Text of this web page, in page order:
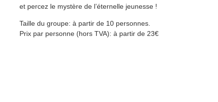
et percez le mystère de l’éternelle jeunesse !
Taille du groupe: à partir de 10 personnes.
Prix par personne (hors TVA): à partir de 23€